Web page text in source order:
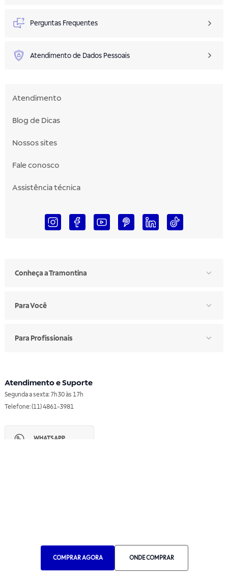
COMPRAR AGORA ONDE COMPRAR
Perguntas Frequentes
Atendimento de Dados Pessoais
Atendimento
Blog de Dicas
Nossos sites
Fale conosco
Assistência técnica
Conheça a Tramontina
Para Você
Para Profissionais
Atendimento e Suporte
Segunda a sexta: 7h30 às 17h
Telefone: (11) 4861-3981
WHATSAPP
RA 1000